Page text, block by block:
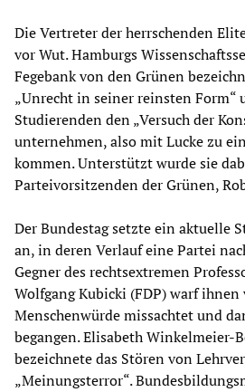
Die Vertreter der herrschenden
vor Wut. Hamburgs
Fegebank von den Grünen
„Unrecht in seiner reinsten Form“
Studierenden den „Versuch der
unternehmen, also mit Lucke zu
kommen. Unterstützt wurde sie
Parteivorsitzenden der Grünen,
Der Bundestag setzte ein aktuelle
an, in deren Verlauf eine Partei
Gegner des rechtsextremen
Wolfgang Kubicki (FDP) warf ihnen
Menschenwürde missachtet und
begangen. Elisabeth Winkelmeier-
bezeichnete das Stören von
„Meinungsterror“.